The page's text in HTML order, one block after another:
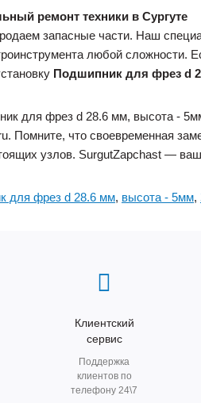
ремонт техники в Сургуте
запасные части. Наш
любой сложности.
Подшипник для фрез d
для фрез d 28.6 мм, высота -
Помните, что своевременная
узлов. SurgutZapchast —
для фрез d 28.6 мм, высота - 5мм,
Клиентский
сервис
Поддержка
клиентов по
телефону 24\7